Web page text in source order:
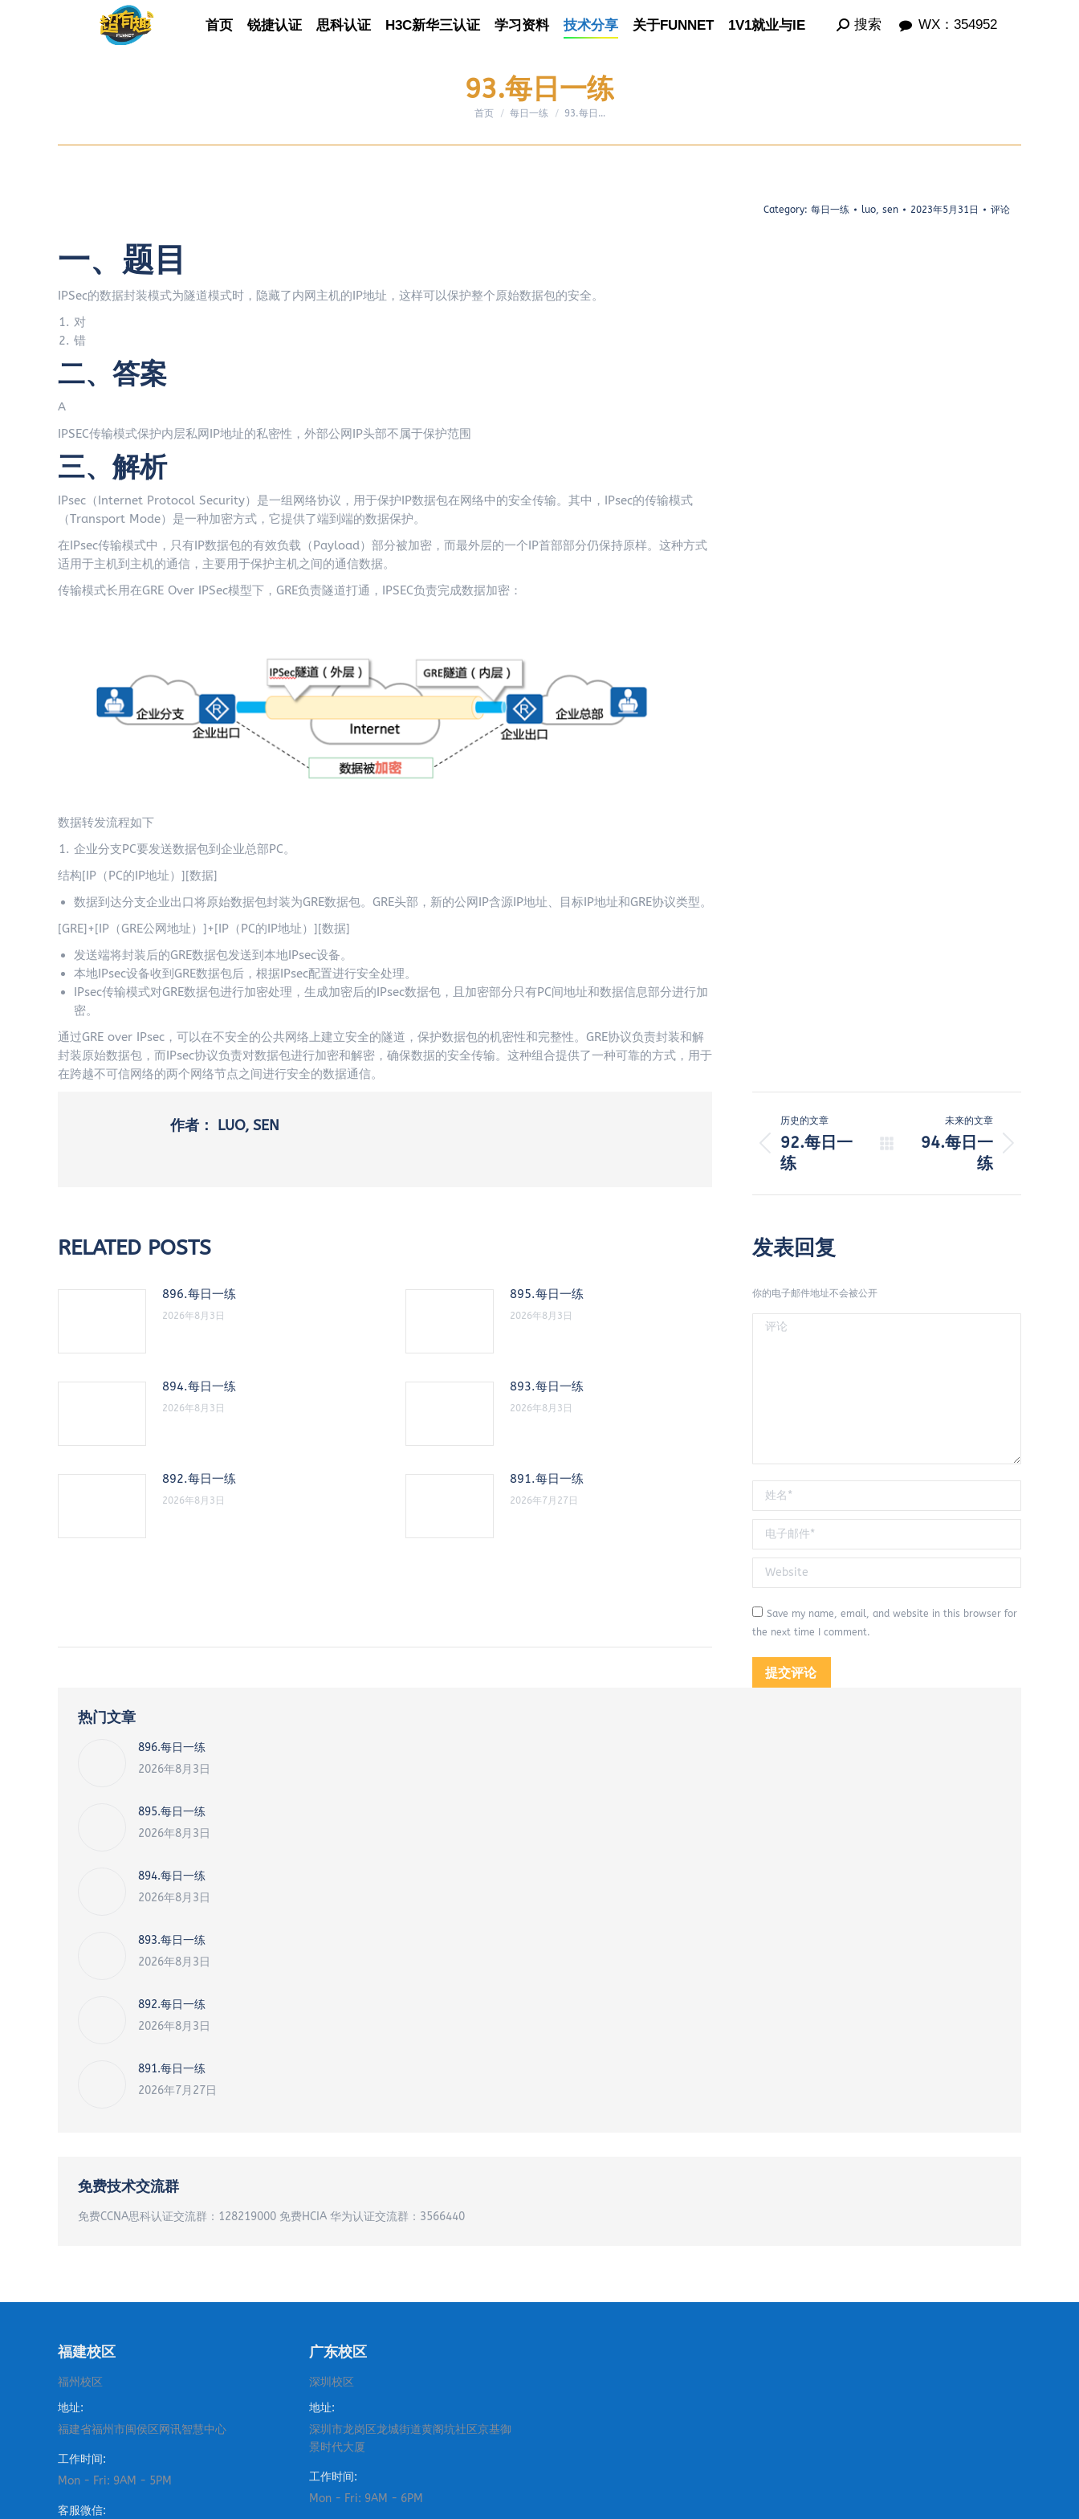
首页 锐捷认证 思科认证 H3C新华三认证 学习资料 技术分享 关于FUNNET 1V1就业与IE Search:
搜索 WX：354952
93.每日一练
您在这里：
首页 每日一练 93.每日…
一、题目
IPSec的数据封装模式为隧道模式时，隐藏了内网主机的IP地址，这样可以保护整个原始数据包的安全。
对
错
二、答案
A
IPSEC传输模式保护内层私网IP地址的私密性，外部公网IP头部不属于保护范围
三、解析
IPsec（Internet Protocol Security）是一组网络协议，用于保护IP数据包在网络中的安全传输。其中，IPsec的传输模式
（Transport Mode）是一种加密方式，它提供了端到端的数据保护。
在IPsec传输模式中，只有IP数据包的有效负载（Payload）部分被加密，而最外层的一个IP首部部分仍保持原样。这种方式
适用于主机到主机的通信，主要用于保护主机之间的通信数据。
传输模式长用在GRE Over IPSec模型下，GRE负责隧道打通，IPSEC负责完成数据加密：
数据转发流程如下
企业分支PC要发送数据包到企业总部PC。
结构[IP（PC的IP地址）][数据]
数据到达分支企业出口将原始数据包封装为GRE数据包。GRE头部，新的公网IP含源IP地址、目标IP地址和GRE协议类型。
[GRE]+[IP（GRE公网地址）]+[IP（PC的IP地址）][数据]
发送端将封装后的GRE数据包发送到本地IPsec设备。
本地IPsec设备收到GRE数据包后，根据IPsec配置进行安全处理。
IPsec传输模式对GRE数据包进行加密处理，生成加密后的IPsec数据包，且加密部分只有PC间地址和数据信息部分进行加
密。
通过GRE over IPsec，可以在不安全的公共网络上建立安全的隧道，保护数据包的机密性和完整性。GRE协议负责封装和解
封装原始数据包，而IPsec协议负责对数据包进行加密和解密，确保数据的安全传输。这种组合提供了一种可靠的方式，用于
在跨越不可信网络的两个网络节点之间进行安全的数据通信。
Category: 每日一练 luo, sen 2023年5月31日 评论
作者： LUO, SEN
章
航
历史的文章
历
史
92.每日一
练
未来的文章
未
94.每日一
练
RELATED POSTS
896.每日一练
2026年8月3日
895.每日一练
2026年8月3日
894.每日一练
2026年8月3日
893.每日一练
2026年8月3日
892.每日一练
2026年8月3日
891.每日一练
2026年7月27日
发表回复
你的电子邮件地址不会被公开
评论
姓名 *
电子邮件 *
Website
Save my name, email, and website in this browser for
the next time I comment.
提交评论
热门文章
896.每日一练
2026年8月3日
895.每日一练
2026年8月3日
894.每日一练
2026年8月3日
893.每日一练
2026年8月3日
892.每日一练
2026年8月3日
891.每日一练
2026年7月27日
免费技术交流群
免费CCNA思科认证交流群：128219000 免费HCIA 华为认证交流群：3566440
福建校区
福州校区
地址:
福建省福州市闽侯区网讯智慧中心
工作时间:
Mon - Fri: 9AM - 5PM
客服微信:
广东校区
深圳校区
地址:
深圳市龙岗区龙城街道黄阁坑社区京基御
景时代大厦
工作时间:
Mon - Fri: 9AM - 6PM
首页 锐捷认证 思科认证 H3C新华三认证 学习资料 技术分享 关于FUNNET 1V1就业与IE Search:
搜索 WX：354952